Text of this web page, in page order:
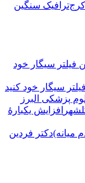
ترافیک سنگین
سیگار خود کنید
پزشکی البرز
افزایش یکبارۀ
دكتر فردين